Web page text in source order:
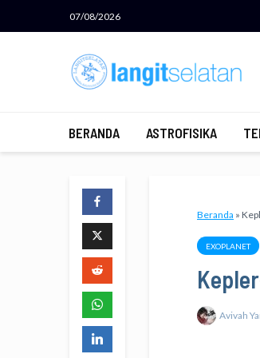
07/08/2026
BERANDA ASTROFISIKA
Beranda »
EXOPLANET
Avivah